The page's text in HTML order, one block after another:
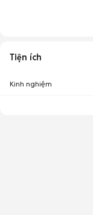
Tiện ích
Kinh nghiệm